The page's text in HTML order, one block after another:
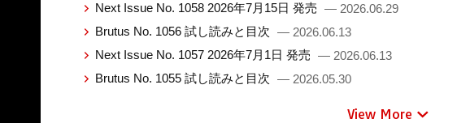
Next Issue No. 1058 2026年7月15日 発売 — 2026.06.29
Brutus No. 1056 試し読みと目次 — 2026.06.13
Next Issue No. 1057 2026年7月1日 発売 — 2026.06.13
Brutus No. 1055 試し読みと目次 — 2026.05.30
View More